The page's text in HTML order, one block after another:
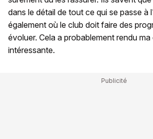
dans le détail de tout ce qui se passe à
également où le club doit faire des
évoluer. Cela a probablement rendu
intéressante.